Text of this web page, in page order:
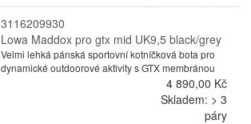
3116209930
Lowa Maddox pro gtx mid UK9,5 black/grey
Velmi lehká pánská sportovní kotníčková bota pro
dynamické outdoorové aktivity s GTX membránou
4 890,00 Kč
Skladem: > 3
páry